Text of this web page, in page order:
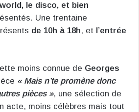
le disco, et bien
Une trentaine
de 10h à 18h, et l’entrée
moins connue de Georges
« Mais n’te promène donc
pièces », une sélection de
acte, moins célèbres mais tout